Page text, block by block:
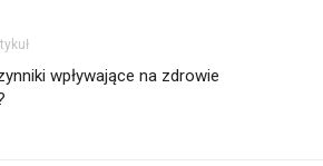
wpływające na zdrowie